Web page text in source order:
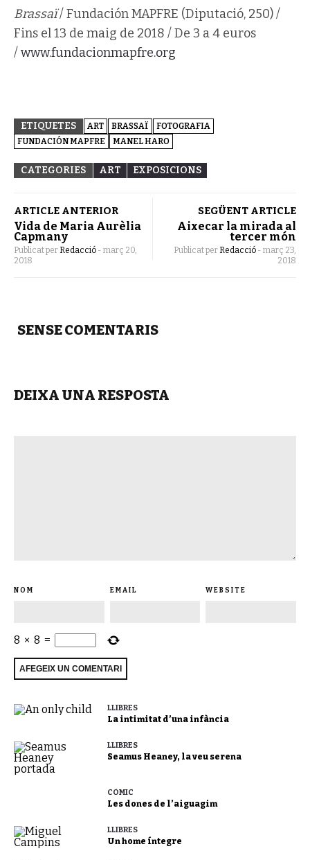
Brassaï/ Fundación MAPFRE (Diputació, 250) /
Fins el 13 de maig de 2018 / De 3 a 4 euros
/ www.fundacionmapfre.org
ETIQUETES ART BRASSAÏ
FOTOGRAFIA
FUNDACIÓN MAPFRE
MANEL HARO
CATEGORIES ART EXPOSICIONS
ARTICLE ANTERIOR
Vida de Maria Aurèlia
Capmany
Publicat per Redacció - març 20,
2018
SEGÜENT ARTICLE
Aixecar la mirada al
tercer món
Publicat per Redacció - març 23,
2018
SENSE COMENTARIS
DEIXA UNA RESPOSTA
NOM EMAIL WEBSITE
8 × 8 =
LLIBRES
La intimitat d’una infància
LLIBRES
Seamus Heaney, la veu serena
CÒMIC
Les dones de l’aiguagim
LLIBRES
Un home íntegre